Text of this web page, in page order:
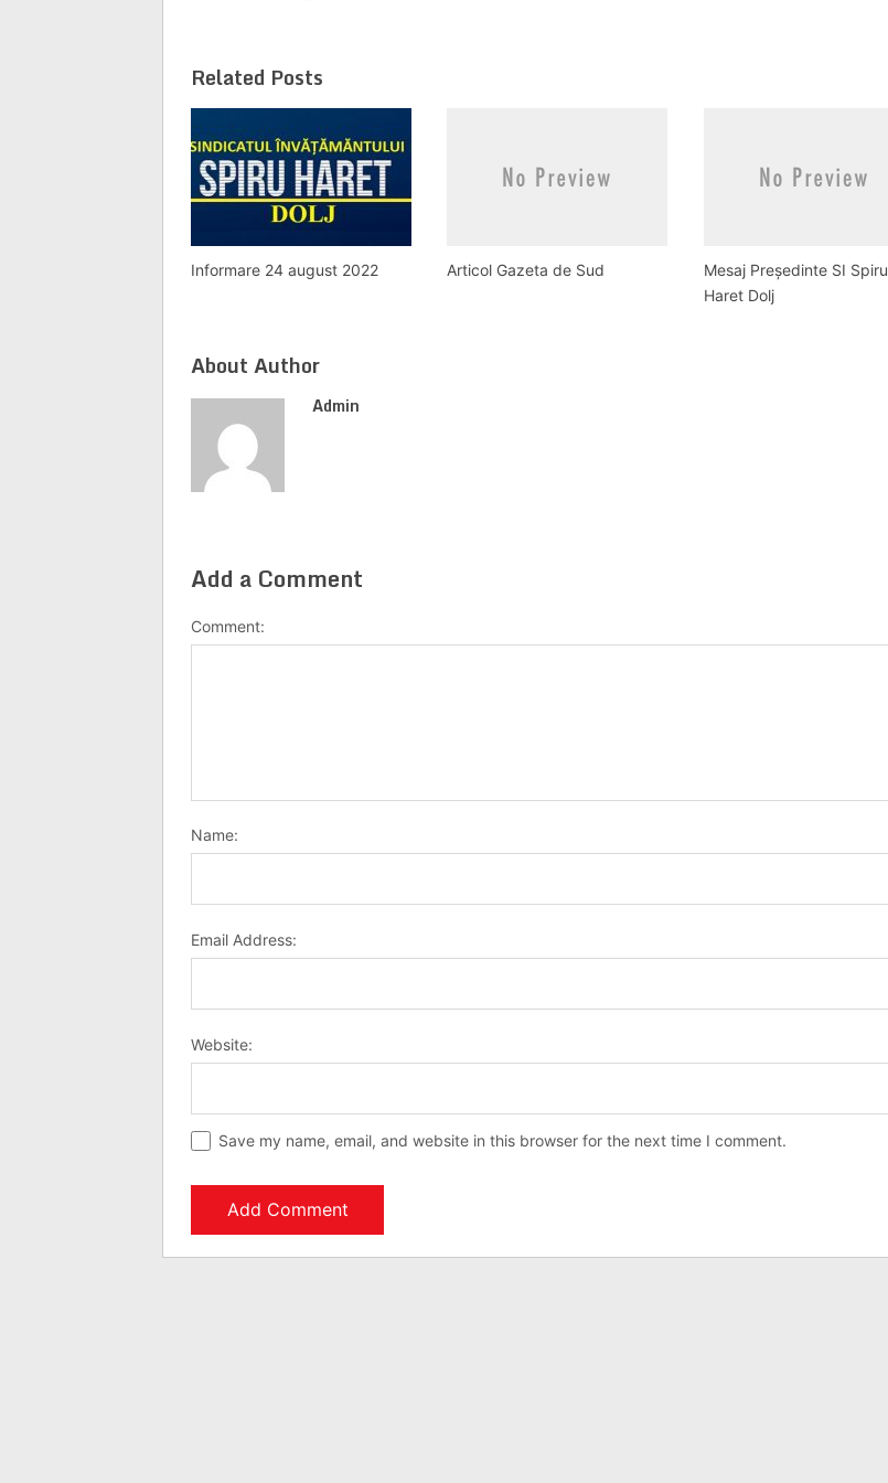
Related Posts
Informare 24 august 2022 Articol Gazeta de Sud
Mesaj Președinte SI Spiru
Haret Dolj
About Author
Admin
Add a Comment
Comment:
Name:
Email Address:
Website:
Save my name, email, and website in this browser for the next time I comment.